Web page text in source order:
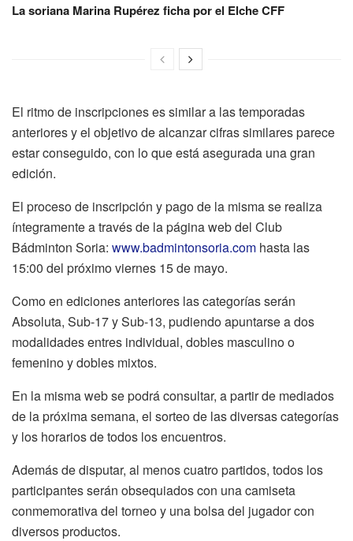
La soriana Marina Rupérez ficha por el Elche CFF
El ritmo de inscripciones es similar a las temporadas
anteriores y el objetivo de alcanzar cifras similares parece
estar conseguido, con lo que está asegurada una gran
edición.
El proceso de inscripción y pago de la misma se realiza
íntegramente a través de la página web del Club
Bádminton Soria: www.badmintonsoria.com hasta las
15:00 del próximo viernes 15 de mayo.
Como en ediciones anteriores las categorías serán
Absoluta, Sub-17 y Sub-13, pudiendo apuntarse a dos
modalidades entres individual, dobles masculino o
femenino y dobles mixtos.
En la misma web se podrá consultar, a partir de mediados
de la próxima semana, el sorteo de las diversas categorías
y los horarios de todos los encuentros.
Además de disputar, al menos cuatro partidos, todos los
participantes serán obsequiados con una camiseta
conmemorativa del torneo y una bolsa del jugador con
diversos productos.